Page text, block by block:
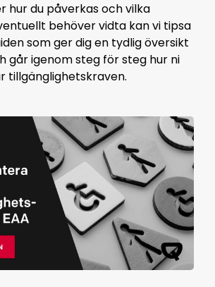
hur du påverkas och vilka
behöver vidta kan vi tipsa
som ger dig en tydlig översikt
går igenom steg för steg hur ni
tillgänglighetskraven.